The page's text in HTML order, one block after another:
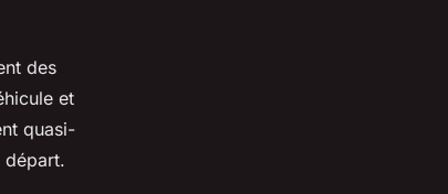
des
et
quasi-
départ.